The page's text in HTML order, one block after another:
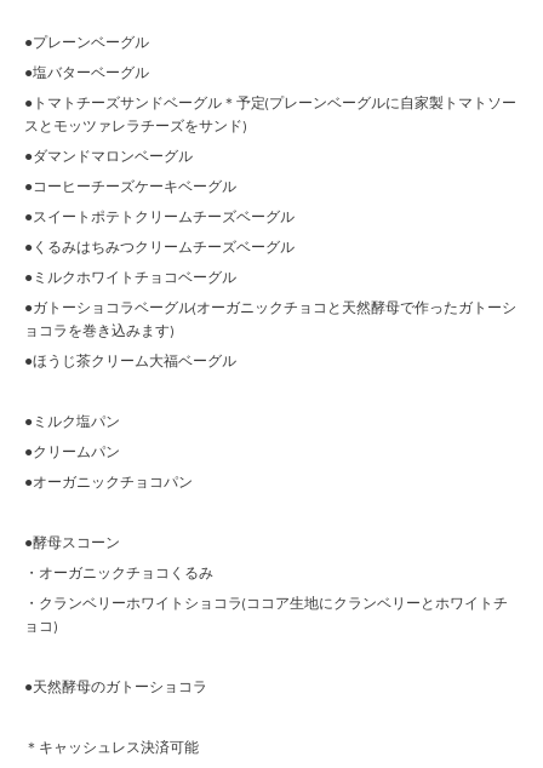
●プレーンベーグル
●塩バターベーグル
●トマトチーズサンドベーグル＊予定(プレーンベーグルに自家製トマトソー
スとモッツァレラチーズをサンド)
●ダマンドマロンベーグル
●コーヒーチーズケーキベーグル
●スイートポテトクリームチーズベーグル
●くるみはちみつクリームチーズベーグル
●ミルクホワイトチョコベーグル
●ガトーショコラベーグル(オーガニックチョコと天然酵母で作ったガトーシ
ョコラを巻き込みます)
●ほうじ茶クリーム大福ベーグル
●ミルク塩パン
●クリームパン
●オーガニックチョコパン
●酵母スコーン
・オーガニックチョコくるみ
・クランベリーホワイトショコラ(ココア生地にクランベリーとホワイトチ
ョコ)
●天然酵母のガトーショコラ
＊キャッシュレス決済可能